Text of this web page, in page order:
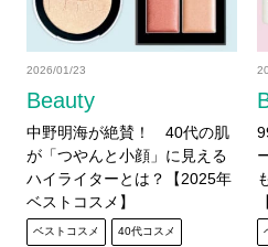
Beauty
2026/01/23
中野明海が絶賛！ 40代の肌
が「つやんと小顔」に見える
ハイライターとは？【2025年
ベストコスメ】
ベストコスメ 40代コスメ